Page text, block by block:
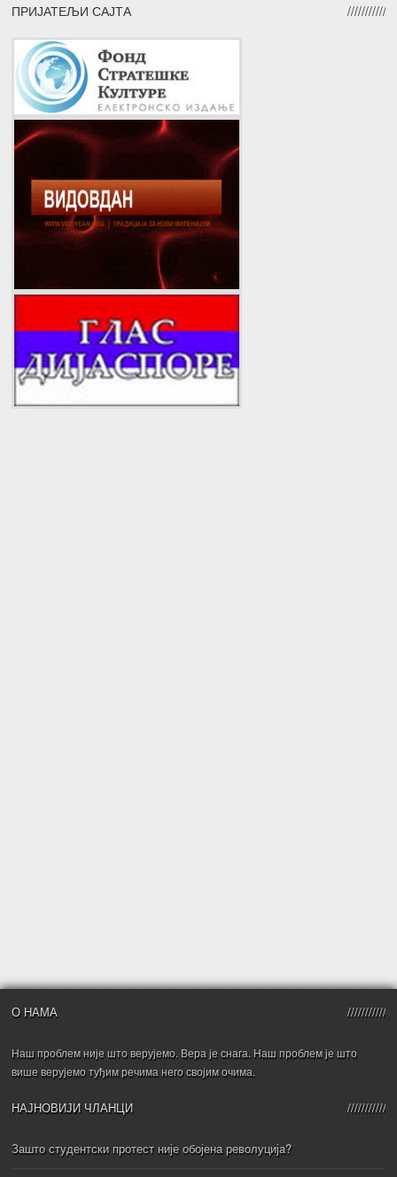
ПРИЈАТЕЉИ САЈТА
О НАМА
Наш проблем није што верујемо. Вера је снага. Наш проблем је што
више верујемо туђим речима него својим очима.
НАЈНОВИЈИ ЧЛАНЦИ
Зашто студентски протест није обојена револуција?